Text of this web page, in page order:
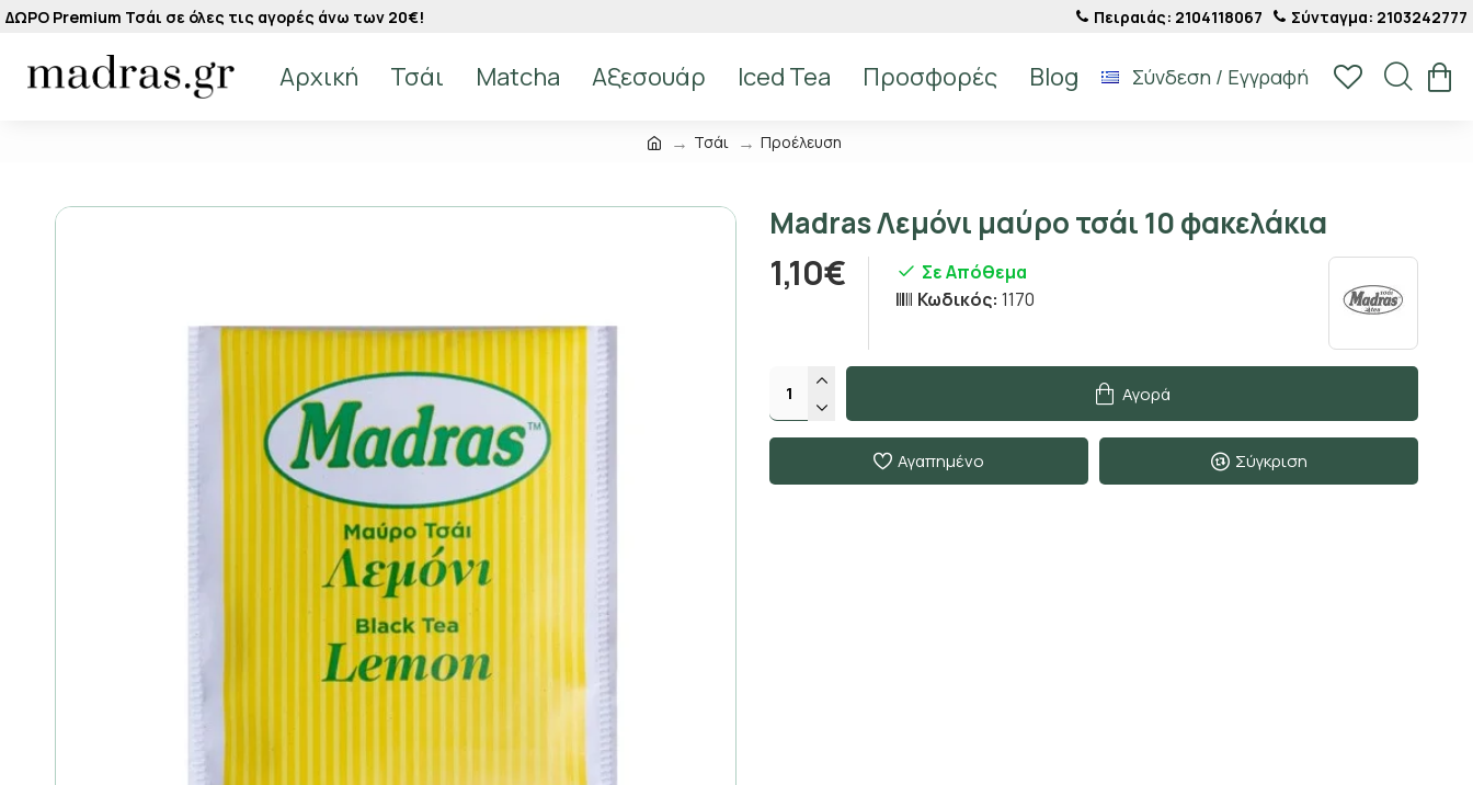
ΔΩΡΟ Premium Τσάι σε όλες τις αγορές άνω των 20€! Πειραιάς: 2104118067 Σύνταγμα: 2103242777
Αρχική Τσάι Matcha Αξεσουάρ Iced Tea Προσφορές Blog Σύνδεση / Εγγραφή
Τσάι Προέλευση
Madras Λεμόνι μαύρο τσάι 10 φακελάκια
1,10€
Σε Απόθεμα
Κωδικός: 1170
Αγορά
Αγαπημένο Σύγκριση